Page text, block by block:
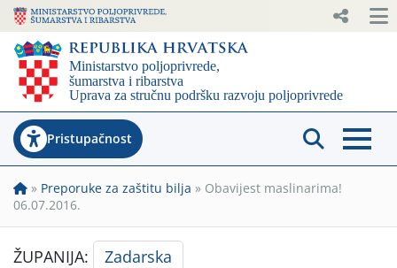
Pristupačnost
» Preporuke za zaštitu bilja » Obavijest maslinarima!
06.07.2016.
ŽUPANIJA: Zadarska